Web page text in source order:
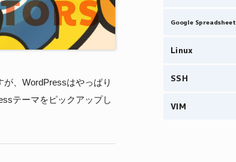
、WordPressはやっぱり
テーマをピックアップし
Google Spreadsheet
Linux
SSH
VIM